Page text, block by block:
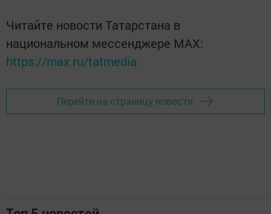
Читайте новости Татарстана в
национальном мессенджере MАХ:
https://max.ru/tatmedia
Перейти на страницу новости